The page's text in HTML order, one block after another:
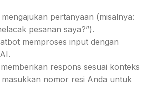
pertanyaan (misalnya:
pesanan saya?”).
memproses input dengan
respons sesuai konteks
masukkan nomor resi Anda untuk